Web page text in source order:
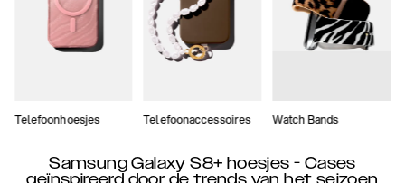
Telefoonhoesjes Telefoonaccessoires Watch Bands
Samsung Galaxy S8+ hoesjes - Cases
geïnspireerd door de trends van het seizoen